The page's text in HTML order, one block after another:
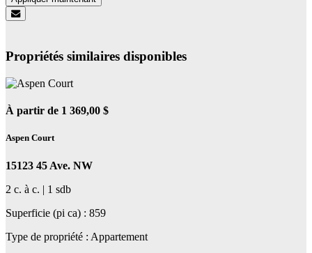
Propriétés similaires disponibles
À partir de 1 369,00 $
Aspen Court
15123 45 Ave. NW
2 c. à c. | 1 sdb
Superficie (pi ca) : 859
Type de propriété : Appartement